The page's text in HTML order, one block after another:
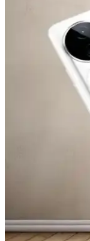
LG'nin eski
En Pahalı
Lüks telefonlar
Eski Klavyeli
Eski klavyeli
Nokia 5800
Nokia 5800, 2008
Samsung
Samsung E700
Deniz